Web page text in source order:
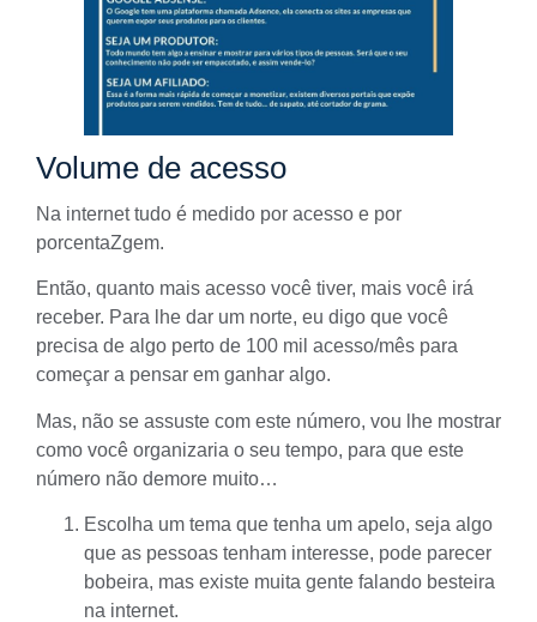
Volume de acesso
Na internet tudo é medido por acesso e por
porcentaZgem.
Então, quanto mais acesso você tiver, mais você irá
receber. Para lhe dar um norte, eu digo que você
precisa de algo perto de 100 mil acesso/mês para
começar a pensar em ganhar algo.
Mas, não se assuste com este número, vou lhe mostrar
como você organizaria o seu tempo, para que este
número não demore muito…
Escolha um tema que tenha um apelo, seja algo
que as pessoas tenham interesse, pode parecer
bobeira, mas existe muita gente falando besteira
na internet.